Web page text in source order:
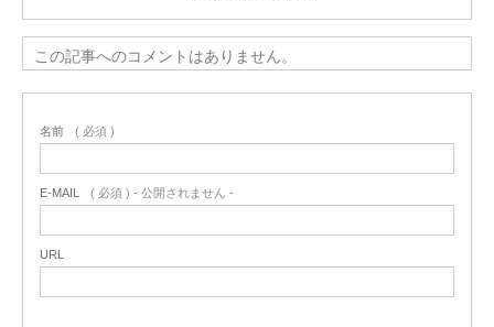
この記事へのコメントはありません。
名前 ( 必須 )
E-MAIL ( 必須 ) - 公開されません -
URL